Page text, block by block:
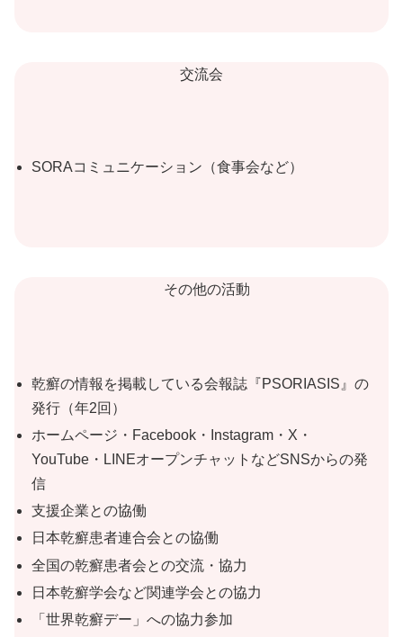
交流会
SORAコミュニケーション（食事会など）
その他の活動
乾癬の情報を掲載している会報誌『PSORIASIS』の
発行（年2回）
ホームページ・Facebook・Instagram・X・
YouTube・LINEオープンチャットなどSNSからの発
信
支援企業との協働
日本乾癬患者連合会との協働
全国の乾癬患者会との交流・協力
日本乾癬学会など関連学会との協力
「世界乾癬デー」への協力参加